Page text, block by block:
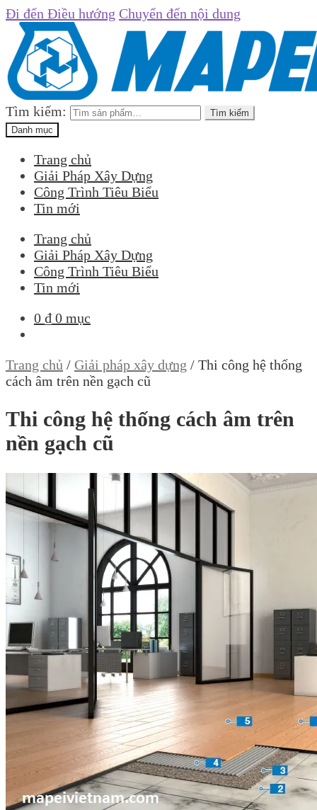
Đi đến Điều hướng Chuyển đến nội dung
Tìm kiếm:
Tìm kiếm
Danh mục
Trang chủ
Giải Pháp Xây Dựng
Công Trình Tiêu Biểu
Tin mới
Trang chủ
Giải Pháp Xây Dựng
Công Trình Tiêu Biểu
Tin mới
0 ₫ 0 mục
Trang chủ / Giải pháp xây dựng / Thi công hệ thống
cách âm trên nền gạch cũ
Thi công hệ thống cách âm trên
nền gạch cũ